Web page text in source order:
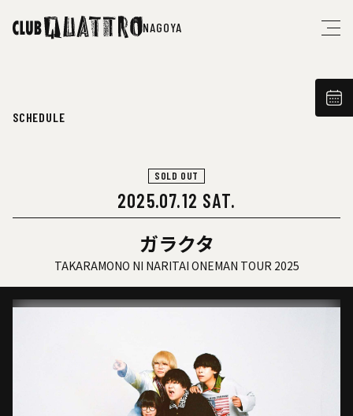
NAGOYA
SCHEDULE
SOLD OUT
2025.07.12 SAT.
ガラクタ
TAKARAMONO NI NARITAI ONEMAN TOUR 2025